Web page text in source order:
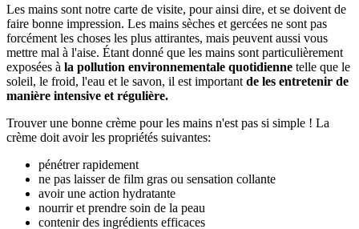
Les mains sont notre carte de visite, pour ainsi dire, et se doivent de
faire bonne impression. Les mains sèches et gercées ne sont pas
forcément les choses les plus attirantes, mais peuvent aussi vous
mettre mal à l'aise. Étant donné que les mains sont particulièrement
exposées à la pollution environnementale quotidienne telle que le
soleil, le froid, l'eau et le savon, il est important de les entretenir de
manière intensive et régulière.
Trouver une bonne crème pour les mains n'est pas si simple ! La
crème doit avoir les propriétés suivantes:
pénétrer rapidement
ne pas laisser de film gras ou sensation collante
avoir une action hydratante
nourrir et prendre soin de la peau
contenir des ingrédients efficaces